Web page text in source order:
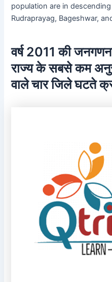
population are in
Rudraprayag, Bageshwar,
वर्ष 2011 की
राज्य के सबसे कम
वाले चार जिले घटते